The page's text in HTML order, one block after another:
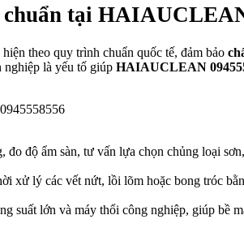
tại
theo quy trình chuẩn quốc tế, đảm bảo
nghiệp là yếu tố giúp HAIAUCLEAN
độ ẩm sàn, tư vấn lựa chọn chủng loại
xử lý các vết nứt, lồi lõm hoặc bong tróc
suất lớn và máy thổi công nghiệp, giúp bề